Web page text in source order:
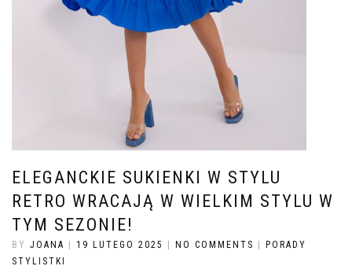
ELEGANCKIE SUKIENKI W STYLU
RETRO WRACAJĄ W WIELKIM STYLU W
TYM SEZONIE!
BY JOANA 19 LUTEGO 2025 NO COMMENTS
PORADY
STYLISTKI